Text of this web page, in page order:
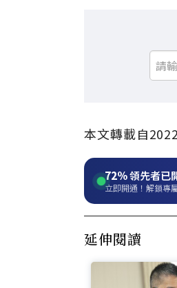
本文轉載自
72%領先者已
立即開通！解鎖專
延伸閱讀